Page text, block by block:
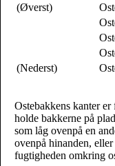
(Øverst)
(Nederst)
Ostebakkens kanter
holde bakkerne på
som låg ovenpå en
ovenpå hinanden,
fugtigheden omkring